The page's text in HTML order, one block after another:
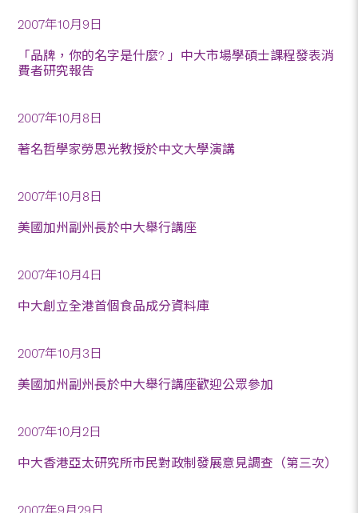
2007年10月9日
「品牌，你的名字是什麼? 」中大市場學碩士課程發表消
費者研究報告
2007年10月8日
著名哲學家勞思光教授於中文大學演講
2007年10月8日
美國加州副州長於中大舉行講座
2007年10月4日
中大創立全港首個食品成分資料庫
2007年10月3日
美國加州副州長於中大舉行講座歡迎公眾參加
2007年10月2日
中大香港亞太研究所市民對政制發展意見調查（第三次）